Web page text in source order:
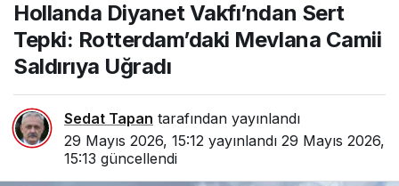
Rotterdam’daki Mevlana
Camii Saldırıya Uğradı
Hollanda Diyanet Vakfı’ndan Sert
Tepki: Rotterdam’daki Mevlana Camii
Saldırıya Uğradı
Sedat Tapan tarafından yayınlandı
29 Mayıs 2026, 15:12 yayınlandı 29 Mayıs 2026,
15:13 güncellendi